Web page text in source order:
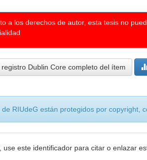
a los derechos de autor, esta tesis no
Dublin Core completo del ítem
de RIUdeG están protegidos por copyright,
use este identificador para citar o enlazar